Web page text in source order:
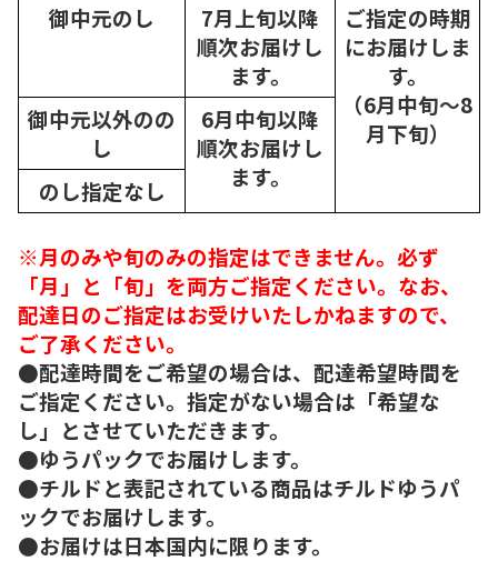
御中元のし
7月上旬以降
順次お届けし
ます。
ご指定の時期
にお届けしま
す。
（6月中旬～8
月下旬）
御中元以外のの
し
6月中旬以降
順次お届けし
ます。
のし指定なし
※月のみや旬のみの指定はできません。必ず
「月」と「旬」を両方ご指定ください。なお、
配達日のご指定はお受けいたしかねますので、
ご了承ください。
●配達時間をご希望の場合は、配達希望時間を
ご指定ください。指定がない場合は「希望な
し」とさせていただきます。
●ゆうパックでお届けします。
●チルドと表記されている商品はチルドゆうパ
ックでお届けします。
●お届けは日本国内に限ります。